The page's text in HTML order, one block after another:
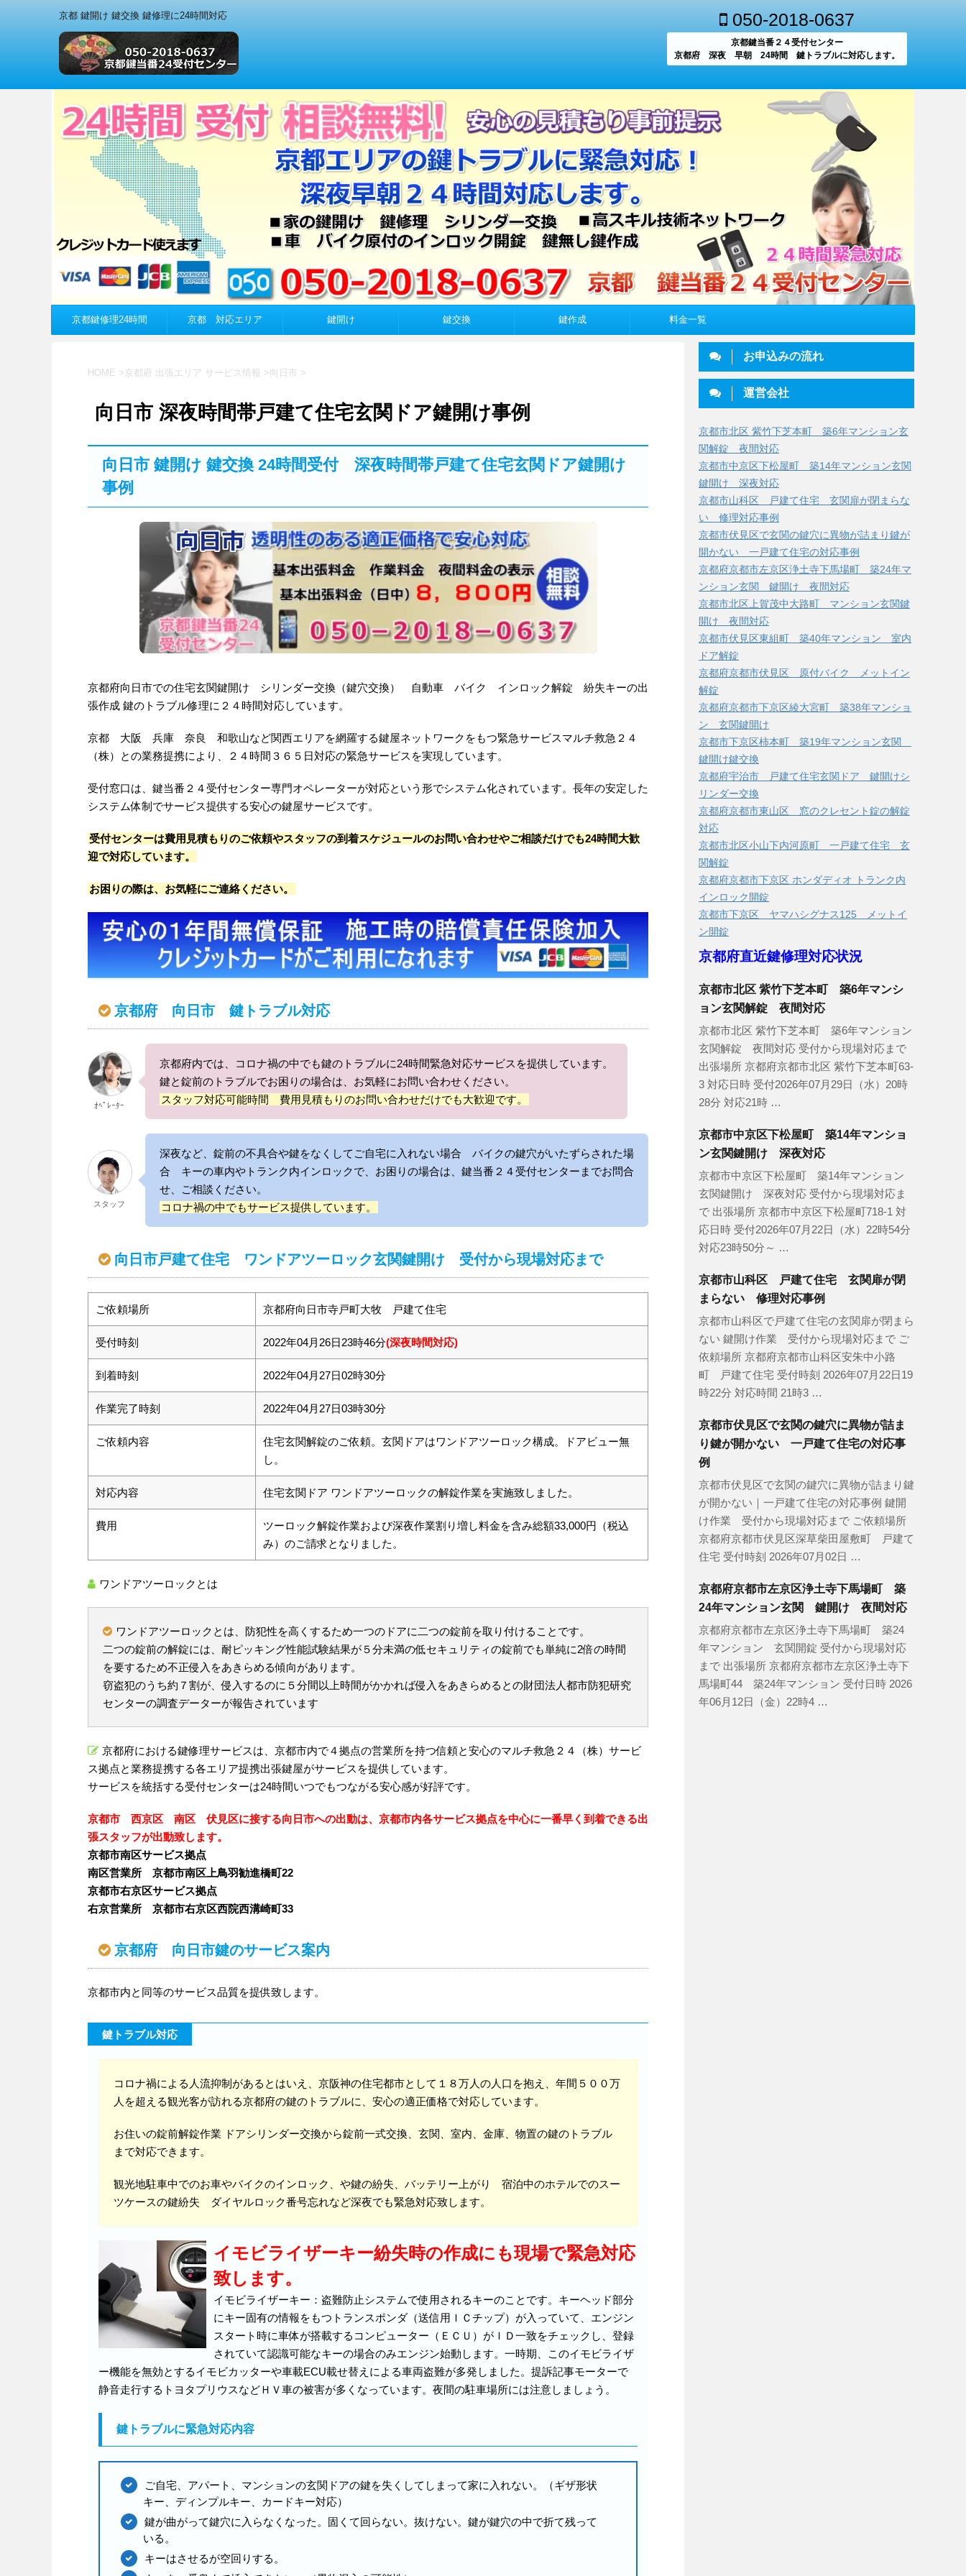
京都 鍵開け 鍵交換 鍵修理に24時間対応 050-2018-0637
京都鍵当番２４受付センター
京都府 深夜 早朝 24時間 鍵トラブルに対応します。
京都鍵修理24時間 京都 対応エリア 鍵開け 鍵交換 鍵作成 料金一覧
HOME >京都府 出張エリア サービス情報 >向日市 >
向日市 深夜時間帯戸建て住宅玄関ドア鍵開け事例
向日市 鍵開け 鍵交換 24時間受付 深夜時間帯戸建て住宅玄関ドア鍵開け
事例
京都府向日市での住宅玄関鍵開け シリンダー交換（鍵穴交換） 自動車 バイク インロック解錠 紛失キーの出
張作成 鍵のトラブル修理に２４時間対応しています。
京都 大阪 兵庫 奈良 和歌山など関西エリアを網羅する鍵屋ネットワークをもつ緊急サービスマルチ救急２４
（株）との業務提携により、２４時間３６５日対応の緊急サービスを実現しています。
受付窓口は、鍵当番２４受付センター専門オペレーターが対応という形でシステム化されています。長年の安定した
システム体制でサービス提供する安心の鍵屋サービスです。
受付センターは費用見積もりのご依頼やスタッフの到着スケジュールのお問い合わせやご相談だけでも24時間大歓
迎で対応しています。
お困りの際は、お気軽にご連絡ください。
京都府 向日市 鍵トラブル対応
ｵﾍﾟﾚｰﾀｰ
京都府内では、コロナ禍の中でも鍵のトラブルに24時間緊急対応サービスを提供しています。
鍵と錠前のトラブルでお困りの場合は、お気軽にお問い合わせください。
スタッフ対応可能時間 費用見積もりのお問い合わせだけでも大歓迎です。
スタッフ
深夜など、錠前の不具合や鍵をなくしてご自宅に入れない場合 バイクの鍵穴がいたずらされた場
合 キーの車内やトランク内インロックで、お困りの場合は、鍵当番２４受付センターまでお問合
せ、ご相談ください。
コロナ禍の中でもサービス提供しています。
向日市戸建て住宅 ワンドアツーロック玄関鍵開け 受付から現場対応まで
ご依頼場所 京都府向日市寺戸町大牧 戸建て住宅
受付時刻 2022年04月26日23時46分(深夜時間対応)
到着時刻 2022年04月27日02時30分
作業完了時刻 2022年04月27日03時30分
ご依頼内容
住宅玄関解錠のご依頼。玄関ドアはワンドアツーロック構成。ドアビュー無
し。
対応内容 住宅玄関ドア ワンドアツーロックの解錠作業を実施致しました。
費用
ツーロック解錠作業および深夜作業割り増し料金を含み総額33,000円（税込
み）のご請求となりました。
ワンドアツーロックとは
ワンドアツーロックとは、防犯性を高くするため一つのドアに二つの錠前を取り付けることです。
二つの錠前の解錠には、耐ピッキング性能試験結果が５分未満の低セキュリティの錠前でも単純に2倍の時間
を要するため不正侵入をあきらめる傾向があります。
窃盗犯のうち約７割が、侵入するのに５分間以上時間がかかれば侵入をあきらめるとの財団法人都市防犯研究
センターの調査データーが報告されています
京都府における鍵修理サービスは、京都市内で４拠点の営業所を持つ信頼と安心のマルチ救急２４（株）サービ
ス拠点と業務提携する各エリア提携出張鍵屋がサービスを提供しています。
サービスを統括する受付センターは24時間いつでもつながる安心感が好評です。
京都市 西京区 南区 伏見区に接する向日市への出動は、京都市内各サービス拠点を中心に一番早く到着できる出
張スタッフが出動致します。
京都市南区サービス拠点
南区営業所 京都市南区上鳥羽勧進橋町22
京都市右京区サービス拠点
右京営業所 京都市右京区西院西溝崎町33
京都府 向日市鍵のサービス案内
京都市内と同等のサービス品質を提供致します。
鍵トラブル対応
コロナ禍による人流抑制があるとはいえ、京阪神の住宅都市として１８万人の人口を抱え、年間５００万
人を超える観光客が訪れる京都府の鍵のトラブルに、安心の適正価格で対応しています。
お住いの錠前解錠作業 ドアシリンダー交換から錠前一式交換、玄関、室内、金庫、物置の鍵のトラブル
まで対応できます。
観光地駐車中でのお車やバイクのインロック、や鍵の紛失、バッテリー上がり 宿泊中のホテルでのスー
ツケースの鍵紛失 ダイヤルロック番号忘れなど深夜でも緊急対応致します。
イモビライザーキー紛失時の作成にも現場で緊急対応
致します。
イモビライザーキー：盗難防止システムで使用されるキーのことです。キーヘッド部分
にキー固有の情報をもつトランスポンダ（送信用ＩＣチップ）が入っていて、エンジン
スタート時に車体が搭載するコンピューター（ＥＣＵ）がＩＤ一致をチェックし、登録
されていて認識可能なキーの場合のみエンジン始動します。一時期、このイモビライザ
ー機能を無効とするイモビカッターや車載ECU載せ替えによる車両盗難が多発しました。提訴記事モーターで
静音走行するトヨタプリウスなどＨＶ車の被害が多くなっています。夜間の駐車場所には注意しましょう。
鍵トラブルに緊急対応内容
ご自宅、アパート、マンションの玄関ドアの鍵を失くしてしまって家に入れない。（ギザ形状
キー、ディンプルキー、カードキー対応）
鍵が曲がって鍵穴に入らなくなった。固くて回らない。抜けない。鍵が鍵穴の中で折て残って
いる。
キーはさせるが空回りする。
お申込みの流れ
運営会社
京都市北区 紫竹下芝本町 築6年マンション玄
関解錠 夜間対応
京都市中京区下松屋町 築14年マンション玄関
鍵開け 深夜対応
京都市山科区 戸建て住宅 玄関扉が閉まらな
い 修理対応事例
京都市伏見区で玄関の鍵穴に異物が詰まり鍵が
開かない 一戸建て住宅の対応事例
京都府京都市左京区浄土寺下馬場町 築24年マ
ンション玄関 鍵開け 夜間対応
京都市北区上賀茂中大路町 マンション玄関鍵
開け 夜間対応
京都市伏見区東組町 築40年マンション 室内
ドア解錠
京都府京都市伏見区 原付バイク メットイン
解錠
京都府京都市下京区綾大宮町 築38年マンショ
ン 玄関鍵開け
京都市下京区柿本町 築19年マンション玄関
鍵開け鍵交換
京都府宇治市 戸建て住宅玄関ドア 鍵開けシ
リンダー交換
京都府京都市東山区 窓のクレセント錠の解錠
対応
京都市北区小山下内河原町 一戸建て住宅 玄
関解錠
京都府京都市下京区 ホンダディオ トランク内
インロック開錠
京都市下京区 ヤマハシグナス125 メットイ
ン開錠
京都府直近鍵修理対応状況
京都市北区 紫竹下芝本町 築6年マンシ
ョン玄関解錠 夜間対応
京都市北区 紫竹下芝本町 築6年マンション
玄関解錠 夜間対応 受付から現場対応まで
出張場所 京都府京都市北区 紫竹下芝本町63-
3 対応日時 受付2026年07月29日（水）20時
28分 対応21時 …
京都市中京区下松屋町 築14年マンショ
ン玄関鍵開け 深夜対応
京都市中京区下松屋町 築14年マンション
玄関鍵開け 深夜対応 受付から現場対応ま
で 出張場所 京都市中京区下松屋町718-1 対
応日時 受付2026年07月22日（水）22時54分
対応23時50分～ …
京都市山科区 戸建て住宅 玄関扉が閉
まらない 修理対応事例
京都市山科区で戸建て住宅の玄関扉が閉まら
ない 鍵開け作業 受付から現場対応まで ご
依頼場所 京都府京都市山科区安朱中小路
町 戸建て住宅 受付時刻 2026年07月22日19
時22分 対応時間 21時3 …
京都市伏見区で玄関の鍵穴に異物が詰ま
り鍵が開かない 一戸建て住宅の対応事
例
京都市伏見区で玄関の鍵穴に異物が詰まり鍵
が開かない｜一戸建て住宅の対応事例 鍵開
け作業 受付から現場対応まで ご依頼場所
京都府京都市伏見区深草柴田屋敷町 戸建て
住宅 受付時刻 2026年07月02日 …
京都府京都市左京区浄土寺下馬場町 築
24年マンション玄関 鍵開け 夜間対応
京都府京都市左京区浄土寺下馬場町 築24
年マンション 玄関開錠 受付から現場対応
まで 出張場所 京都府京都市左京区浄土寺下
馬場町44 築24年マンション 受付日時 2026
年06月12日（金）22時4 …